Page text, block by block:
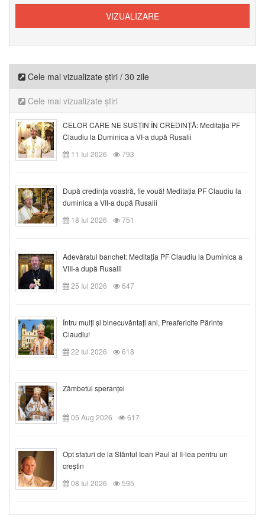
Cele mai vizualizate știri / 30 zile
Cele mai vizualizate știri
CELOR CARE NE SUSȚIN ÎN CREDINȚĂ: Meditația PF
Claudiu la Duminica a VI-a după Rusalii
11 Iul 2026
793
După credinţa voastră, fie vouă! Meditația PF Claudiu la
duminica a VII-a după Rusalii
18 Iul 2026
751
Adevăratul banchet: Meditația PF Claudiu la Duminica a
VIII-a după Rusalii
25 Iul 2026
647
Întru mulți și binecuvântați ani, Preafericite Părinte
Claudiu!
22 Iul 2026
618
Zâmbetul speranței
05 Aug 2026 617
Opt sfaturi de la Sfântul Ioan Paul al II-lea pentru un
creștin
08 Iul 2026
595